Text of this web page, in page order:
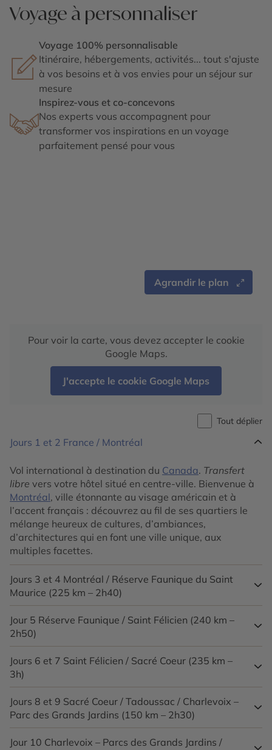
Voyage à personnaliser
Voyage 100% personnalisable
Itinéraire, hébergements, activités... tout s'ajuste
à vos besoins et à vos envies pour un séjour sur
mesure
Inspirez-vous et co-concevons
Nos experts vous accompagnent pour
transformer vos inspirations en un voyage
parfaitement pensé pour vous
Agrandir le plan
Pour voir la carte, vous devez accepter le cookie
Google Maps.
J'accepte le cookie Google Maps
Tout déplier
Jours 1 et 2 France / Montréal
Vol international à destination du Canada. Transfert
libre vers votre hôtel situé en centre-ville. Bienvenue à
Montréal, ville étonnante au visage américain et à
l’accent français : découvrez au fil de ses quartiers le
mélange heureux de cultures, d’ambiances,
d’architectures qui en font une ville unique, aux
multiples facettes.
Jours 3 et 4 Montréal / Réserve Faunique du Saint
Maurice (225 km – 2h40)
Prise en charge de votre voiture de locationpuis
départ en direction de la Mauricie et sa réserve
faunique. Les réserves fauniques sont des lieux parfaits
pour être en connexion avec la nature. Vous logerez
deux nuits en chalet au aurez à disposition pendant
deux journées à un canot pour vivre la vraie expérience
québécoise.
L’essence même de la Mauricie, pays de pionniers, de
Jour 5 Réserve Faunique / Saint Félicien (240 km –
2h50)
Vous continuez votre route en direction de la région du
Saguenay – Lac St Jean, le pays des bleuets. L’occasion
d’aller à la très belle réserve St Félicien où vous irez à la
rencontre de tous les animaux de la forêt boréale avec
une extraordinaire aventure dans un petit train où vous
côtoierez les animaux dans leur habitat naturel…
Unique !
Jours 6 et 7 Saint Félicien / Sacré Coeur (235 km –
3h)
L’un des points d’orgue de votre périple : le fjord du
Saguenay et ses falaises escarpées de 400 mètres de
hauteur, formé il y a plus de 60 000 ans. Long de plus
de 100 km pour une largeur moyenne de 3 km, le fjord
Jours 8 et 9 Sacré Coeur / Tadoussac / Charlevoix –
Parc des Grands Jardins (150 km – 2h30)
A la sortie du fjord, la petite ville deTadoussacvous
Jour 10 Charlevoix – Parcs des Grands Jardins /